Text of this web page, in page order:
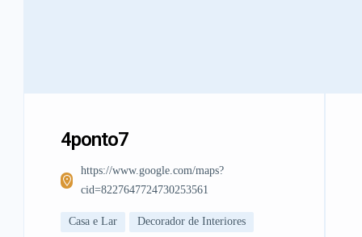
4ponto7
https://www.google.com/maps?
cid=8227647724730253561
Casa e Lar Decorador de Interiores